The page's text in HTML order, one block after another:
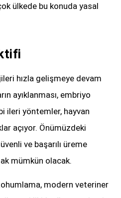
ülkede bu konuda yasal
hızla gelişmeye devam
ayıklanması, embriyo
ileri yöntemler, hayvan
açıyor. Önümüzdeki
ve başarılı üreme
mümkün olacak.
modern veteriner